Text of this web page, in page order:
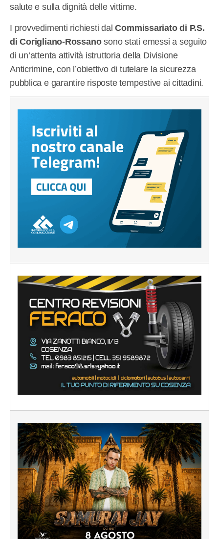
salute e sulla dignità delle vittime.
I provvedimenti richiesti dalCommissariato di P.S.
di Corigliano-Rossanosono stati emessi a seguito
di un’attenta attività istruttoria della Divisione
Anticrimine, con l’obiettivo di tutelare la sicurezza
pubblica e garantire risposte tempestive ai cittadini.